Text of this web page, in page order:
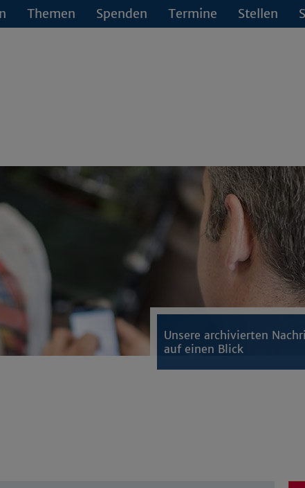
Themen Spenden Termine Stellen
Unsere archivierten
auf einen Blick